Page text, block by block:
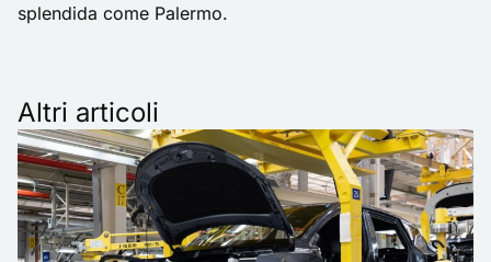
splendida come Palermo.
Altri articoli